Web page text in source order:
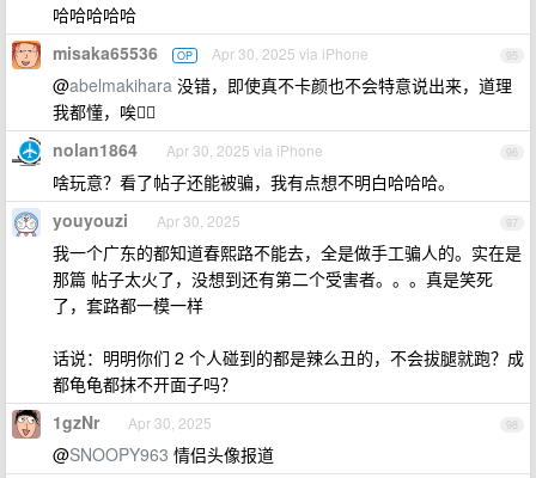
哈哈哈哈哈
95
misaka65536 OP Apr 30, 2025 via iPhone
@abelmakihara 没错，即使真不卡颜也不会特意说出来，道理
我都懂，唉😮‍💨
96
nolan1864 Apr 30, 2025 via iPhone
啥玩意？看了帖子还能被骗，我有点想不明白哈哈哈。
97
youyouzi Apr 30, 2025
我一个广东的都知道春熙路不能去，全是做手工骗人的。实在是
那篇 帖子太火了，没想到还有第二个受害者。。。真是笑死
了，套路都一模一样
话说：明明你们 2 个人碰到的都是辣么丑的，不会拔腿就跑？成
都龟龟都抹不开面子吗？
98
1gzNr Apr 30, 2025
@SNOOPY963 情侣头像报道